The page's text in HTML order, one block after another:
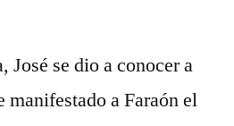
José se dio a conocer a
manifestado a Faraón el